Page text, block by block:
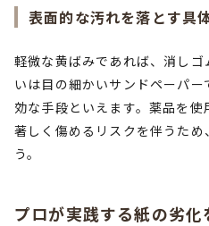
表面的な汚れを落とす具
軽微な黄ばみであれば、消し
いは目の細かいサンドペーパ
効な手段といえます。薬品を
著しく傷めるリスクを伴うた
う。
プロが実践する紙の劣化